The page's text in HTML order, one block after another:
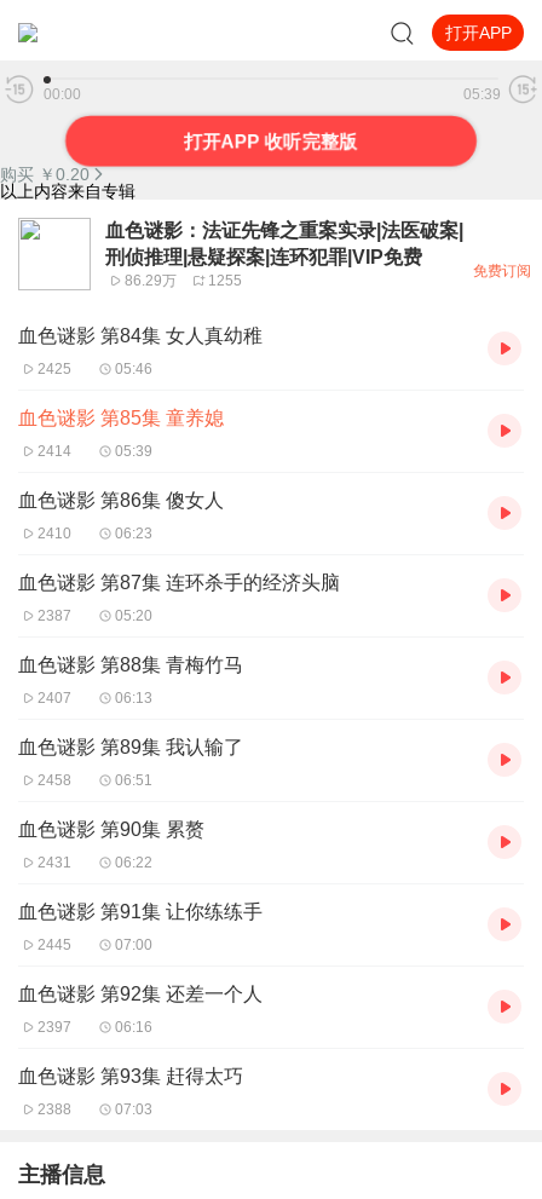
打开APP
血色谜影 第85集 童养媳
00:00 05:39
打开APP 收听完整版
购买 ￥0.20
以上内容来自专辑
血色谜影：法证先锋之重案实录|法医破案|
刑侦推理|悬疑探案|连环犯罪|VIP免费
86.29万 1255
免费订阅
血色谜影 第84集 女人真幼稚
2425 05:46
血色谜影 第85集 童养媳
2414 05:39
血色谜影 第86集 傻女人
2410 06:23
血色谜影 第87集 连环杀手的经济头脑
2387 05:20
血色谜影 第88集 青梅竹马
2407 06:13
血色谜影 第89集 我认输了
2458 06:51
血色谜影 第90集 累赘
2431 06:22
血色谜影 第91集 让你练练手
2445 07:00
血色谜影 第92集 还差一个人
2397 06:16
血色谜影 第93集 赶得太巧
2388 07:03
主播信息